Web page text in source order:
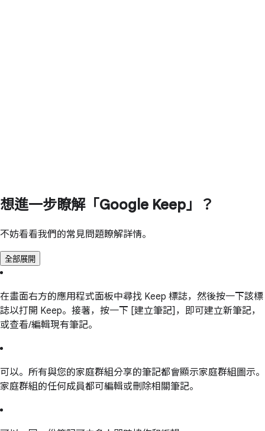
想進一步瞭解「Google Keep」？
不妨看看我們的常見問題瞭解詳情。
全部展開
在畫面右方的應用程式面板中尋找 Keep 標誌，然後按一下該標
誌以打開 Keep。接著，按一下 [建立筆記]，即可建立新筆記，
或查看/編輯現有筆記。
可以。所有與您的家庭群組分享的筆記都會顯示家庭群組圖示。
家庭群組的任何成員都可編輯或刪除相關筆記。